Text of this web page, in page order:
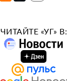
ЧИТАЙТЕ «УГ» В: